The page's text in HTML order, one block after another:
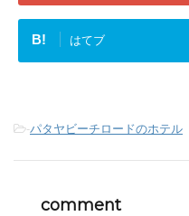
B! はてブ
-パタヤビーチロードのホテル
comment